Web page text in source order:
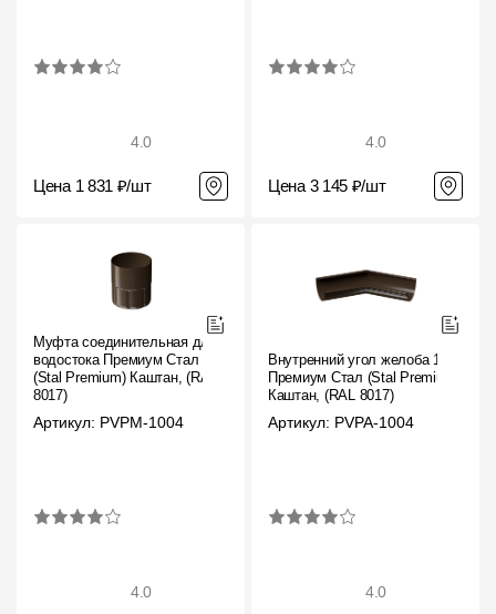
4.0
Цена 1 831 ₽/шт
4.0
Цена 3 145 ₽/шт
Муфта соединительная для
водостока Премиум Стал
(Stal Premium) Каштан, (RAL
8017)
Артикул: PVPM-1004
4.0
Внутренний угол желоба 135˚
Премиум Стал (Stal Premium)
Каштан, (RAL 8017)
Артикул: PVPA-1004
4.0